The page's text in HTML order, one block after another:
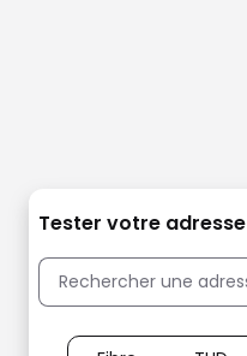
Tester votre adresse